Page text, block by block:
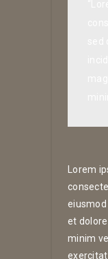
Lorem
et
minim